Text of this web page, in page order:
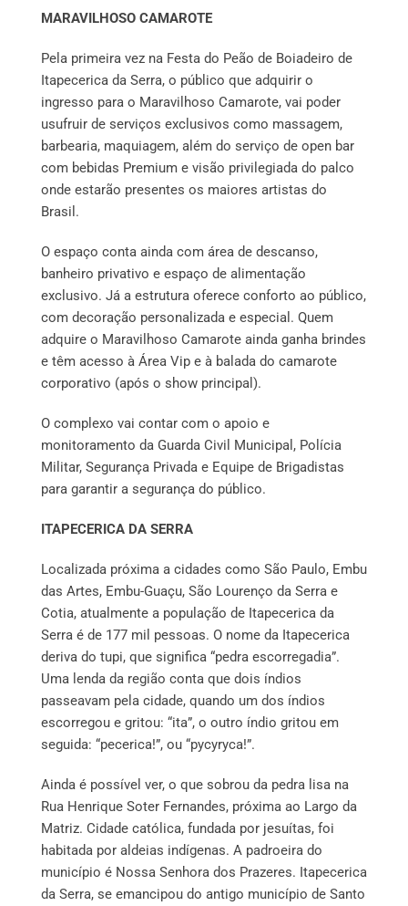
MARAVILHOSO CAMAROTE
Pela primeira vez na Festa do Peão de Boiadeiro de
Itapecerica da Serra, o público que adquirir o
ingresso para o Maravilhoso Camarote, vai poder
usufruir de serviços exclusivos como massagem,
barbearia, maquiagem, além do serviço de open bar
com bebidas Premium e visão privilegiada do palco
onde estarão presentes os maiores artistas do
Brasil.
O espaço conta ainda com área de descanso,
banheiro privativo e espaço de alimentação
exclusivo. Já a estrutura oferece conforto ao público,
com decoração personalizada e especial. Quem
adquire o Maravilhoso Camarote ainda ganha brindes
e têm acesso à Área Vip e à balada do camarote
corporativo (após o show principal).
O complexo vai contar com o apoio e
monitoramento da Guarda Civil Municipal, Polícia
Militar, Segurança Privada e Equipe de Brigadistas
para garantir a segurança do público.
ITAPECERICA DA SERRA
Localizada próxima a cidades como São Paulo, Embu
das Artes, Embu-Guaçu, São Lourenço da Serra e
Cotia, atualmente a população de Itapecerica da
Serra é de 177 mil pessoas. O nome da Itapecerica
deriva do tupi, que significa “pedra escorregadia”.
Uma lenda da região conta que dois índios
passeavam pela cidade, quando um dos índios
escorregou e gritou: “ita”, o outro índio gritou em
seguida: “pecerica!”, ou “pycyryca!”.
Ainda é possível ver, o que sobrou da pedra lisa na
Rua Henrique Soter Fernandes, próxima ao Largo da
Matriz. Cidade católica, fundada por jesuítas, foi
habitada por aldeias indígenas. A padroeira do
município é Nossa Senhora dos Prazeres. Itapecerica
da Serra, se emancipou do antigo município de Santo